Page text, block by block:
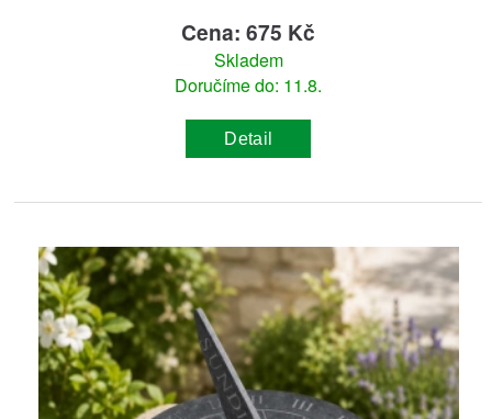
Cena: 675 Kč
Skladem
Doručíme do: 11.8.
Detail